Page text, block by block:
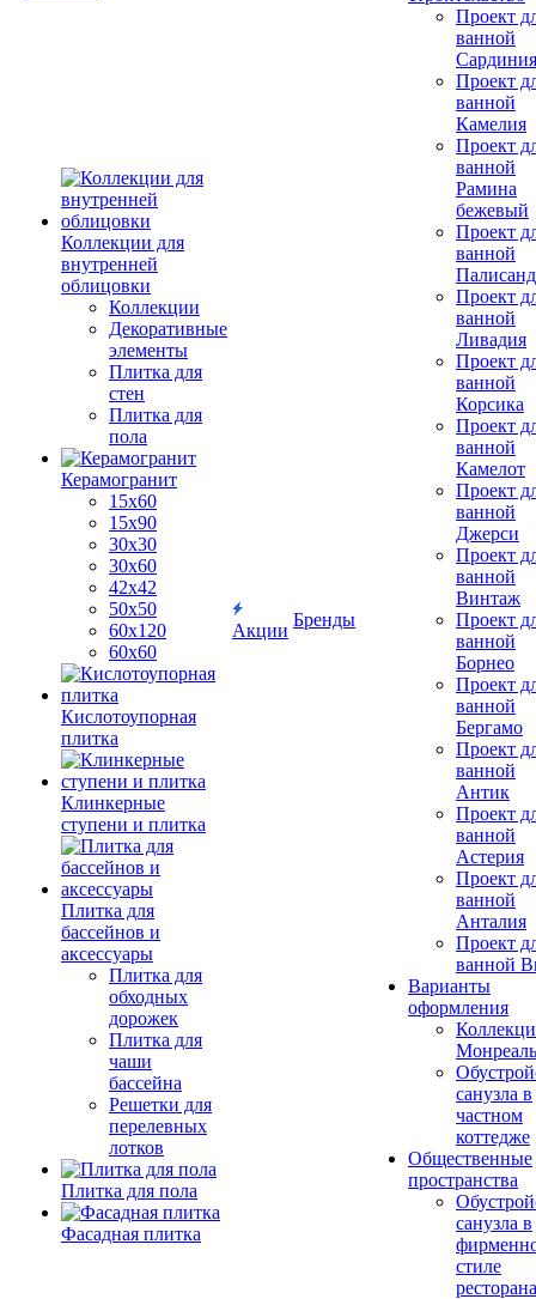
Коллекции для
внутренней
облицовки
Коллекции
Декоративные
элементы
Плитка для
стен
Плитка для
пола
Керамогранит
15х60
15x90
30х30
30х60
42х42
50х50
60х120
60х60
Кислотоупорная
плитка
Клинкерные
ступени и плитка
Плитка для
бассейнов и
аксессуары
Плитка для
обходных
дорожек
Плитка для
чаши
бассейна
Решетки для
перелевных
лотков
Плитка для пола
Фасадная плитка
Акции
Бренды
Проект
ванной
Сардиния
Проект
ванной
Камелия
Проект
ванной
Рамина
бежевый
Проект
ванной
Проект
ванной
Ливадия
Проект
ванной
Корсика
Проект
ванной
Камелот
Проект
ванной
Джерси
Проект
ванной
Винтаж
Проект
ванной
Борнео
Проект
ванной
Бергамо
Проект
ванной
Антик
Проект
ванной
Астерия
Проект
ванной
Анталия
Проект
ванной
Варианты
оформления
Монреаль
санузла в
частном
коттедже
Общественные
пространства
санузла в
стиле
ресторана